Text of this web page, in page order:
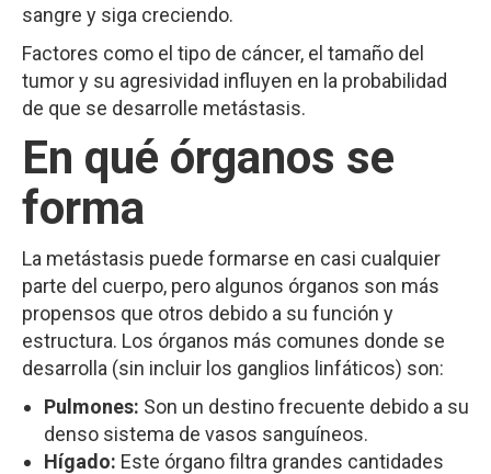
sangre y siga creciendo.
Factores como el tipo de cáncer, el tamaño del
tumor y su agresividad influyen en la probabilidad
de que se desarrolle metástasis.
En qué órganos se
forma
La metástasis puede formarse en casi cualquier
parte del cuerpo, pero algunos órganos son más
propensos que otros debido a su función y
estructura. Los órganos más comunes donde se
desarrolla (sin incluir los ganglios linfáticos) son:
Pulmones: Son un destino frecuente debido a su
denso sistema de vasos sanguíneos.
Hígado: Este órgano filtra grandes cantidades